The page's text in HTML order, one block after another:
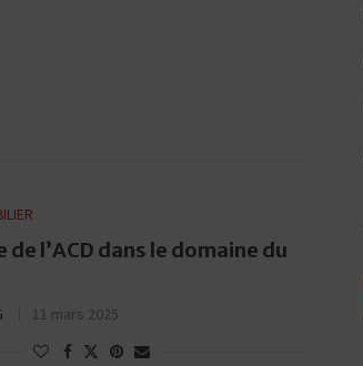
de l’ACD dans le domaine du
11 mars 2025